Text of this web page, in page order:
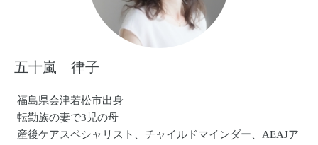
五十嵐 律子
福島県会津若松市出身
転勤族の妻で3児の母
産後ケアスペシャリスト、チャイルドマインダー、AEAJア